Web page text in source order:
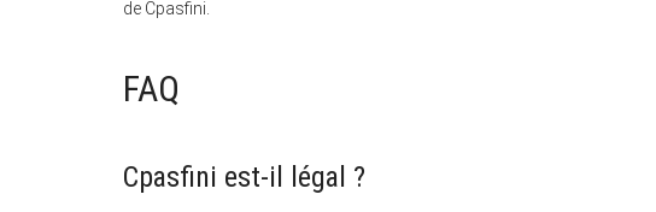
de Cpasfini.
FAQ
Cpasfini est-il légal ?